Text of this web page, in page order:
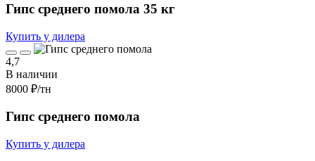
Гипс среднего помола 35 кг
Купить у дилера
4,7
В наличии
8000 ₽/тн
Гипс среднего помола
Купить у дилера